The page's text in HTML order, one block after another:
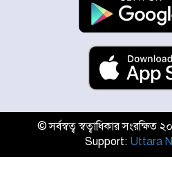
উত্তরায়
শহীদের
জুলাই
লেখা
রাজধানীতে
© সর্বস্বত্ব স্বত্বাধিকার
Support: Uttara